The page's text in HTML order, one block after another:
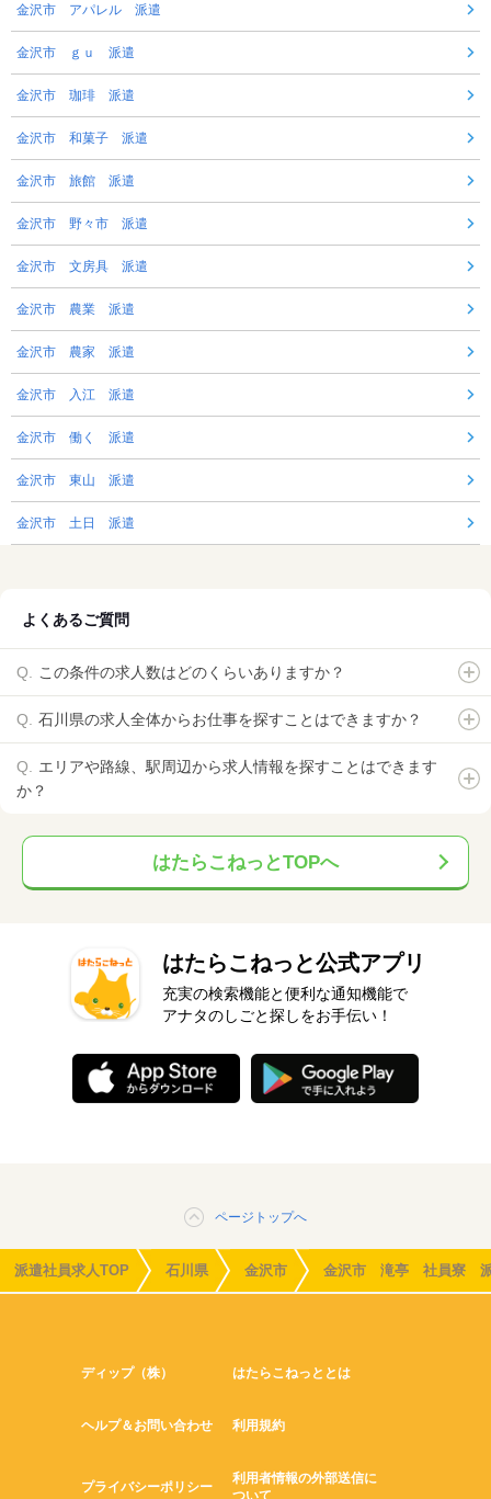
金沢市 アパレル 派遣
金沢市 ｇｕ 派遣
金沢市 珈琲 派遣
金沢市 和菓子 派遣
金沢市 旅館 派遣
金沢市 野々市 派遣
金沢市 文房具 派遣
金沢市 農業 派遣
金沢市 農家 派遣
金沢市 入江 派遣
金沢市 働く 派遣
金沢市 東山 派遣
金沢市 土日 派遣
よくあるご質問
この条件の求人数はどのくらいありますか？
石川県の求人全体からお仕事を探すことはできますか？
エリアや路線、駅周辺から求人情報を探すことはできます
か？
はたらこねっとTOPへ
はたらこねっと公式アプリ
充実の検索機能と便利な通知機能で
アナタのしごと探しをお手伝い！
ページトップへ
派遣社員求人TOP 石川県 金沢市 金沢市 滝亭 社員寮 派
ディップ（株） はたらこねっととは
ヘルプ＆お問い合わせ 利用規約
プライバシーポリシー
利用者情報の外部送信に
ついて